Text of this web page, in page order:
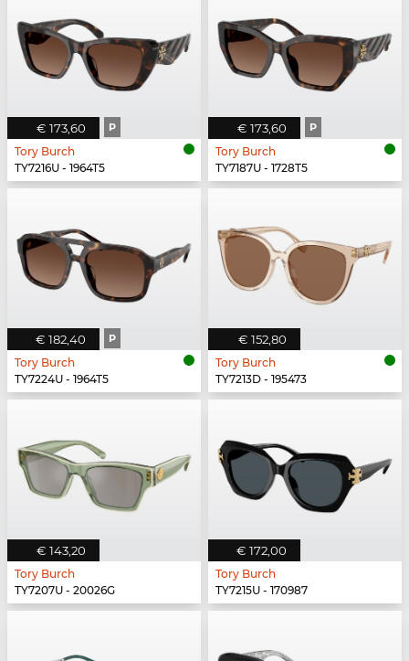
€ 173,60 P
Tory Burch
TY7216U - 1964T5
€ 173,60 P
Tory Burch
TY7187U - 1728T5
€ 182,40 P
Tory Burch
TY7224U - 1964T5
€ 152,80
Tory Burch
TY7213D - 195473
€ 143,20
Tory Burch
TY7207U - 20026G
€ 172,00
Tory Burch
TY7215U - 170987